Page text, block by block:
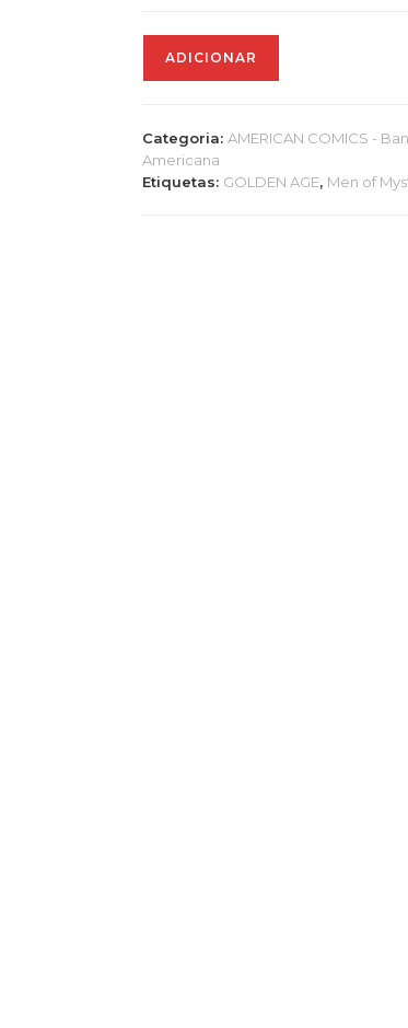
Men
of
Mystery
ADICIONAR
Categoria: AMERICAN COMICS -
Americana
Etiquetas: GOLDEN AGE, Men of